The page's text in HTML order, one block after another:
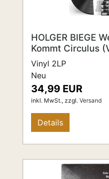
HOLGER BIEGE
Kommt Circulus
Vinyl 2LP
Neu
34,99 EUR
inkl. MwSt., zzgl. Versand
Details